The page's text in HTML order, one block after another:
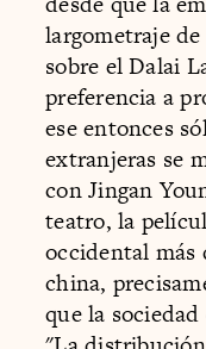
largometraje
sobre el Dalai
preferencia a
ese entonces
extranjeras se
con Jingan
teatro, la
occidental más
china,
que la